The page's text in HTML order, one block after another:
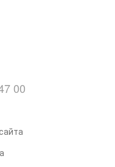
00